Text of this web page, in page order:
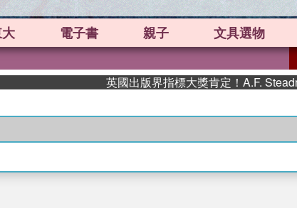
電子書 親子 文具選物
英國出版界指標大獎肯定！A.F.